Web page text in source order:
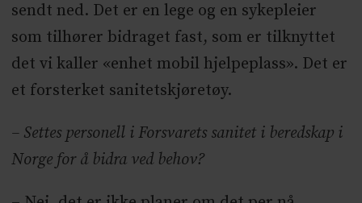
sendt ned. Det er en lege og en sykepleier
som tilhører bidraget fast, som er tilknyttet
det vi kaller «enhet mobil hjelpeplass». Det er
et forsterket sanitetskjøretøy.
– Settes personell i Forsvarets sanitet i beredskap i
Norge for å bidra ved behov?